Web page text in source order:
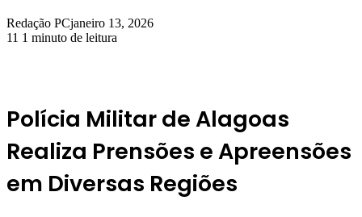
Redação PCjaneiro 13, 2026
11 1 minuto de leitura
Polícia Militar de Alagoas
Realiza Prensões e Apreensões
em Diversas Regiões